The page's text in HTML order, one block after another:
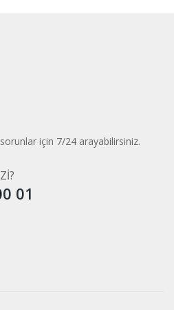
için 7/24 arayabilirsiniz.
01